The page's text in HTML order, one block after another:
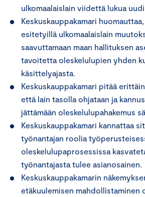
ulkomaalaislain viidettä lukua
Keskuskauppakamari
esitetyillä ulkomaalaislain
saavuttamaan maan hallituksen
tavoitetta oleskelulupien yhden
käsittelyajasta.
Keskuskauppakamari pitää
että lain tasolla ohjataan ja
jättämään oleskelulupahakemus
Keskuskauppakamari kannattaa
työnantajan roolia
oleskelulupaprosessissa
työnantajasta tulee asianosainen.
Keskuskauppakamarin
etäkuulemisen mahdollistaminen